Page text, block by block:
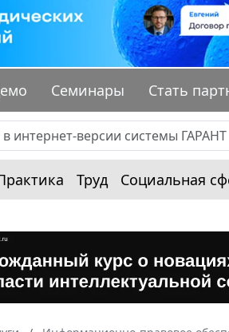
Семинары Стать
Труд Социальная